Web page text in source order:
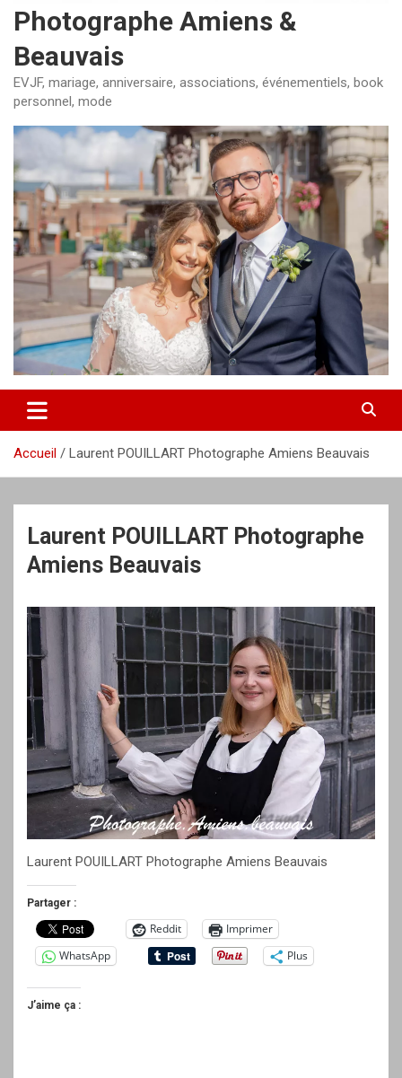
Photographe Amiens &
Beauvais
EVJF, mariage, anniversaire, associations, événementiels, book
personnel, mode
Accueil Laurent POUILLART Photographe Amiens Beauvais
Laurent POUILLART Photographe
Amiens Beauvais
Laurent POUILLART Photographe Amiens Beauvais
Partager :
Reddit
Imprimer
WhatsApp
Plus
J’aime ça :